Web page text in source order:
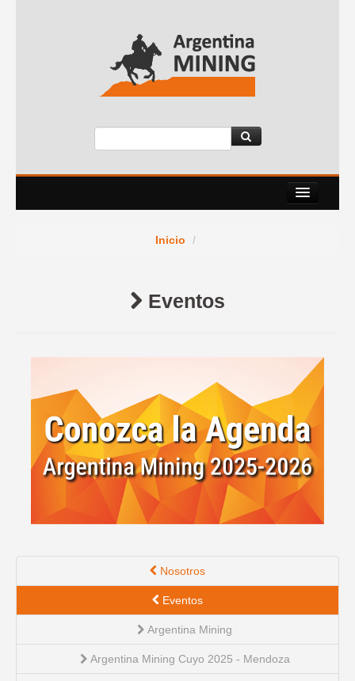
Inicio /
Eventos
Nosotros
Eventos
Argentina Mining
Argentina Mining Cuyo 2025 - Mendoza